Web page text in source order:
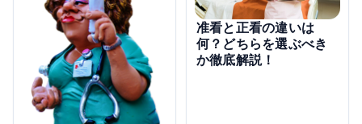
准看と正看の違いは
何？どちらを選ぶべき
か徹底解説！